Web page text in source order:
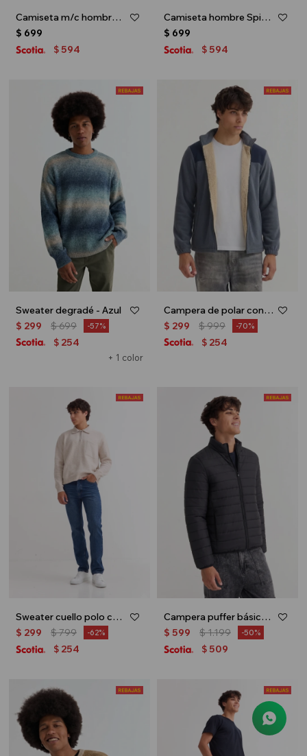
Camiseta m/c hombre - Gris oscuro
$ 699
$ 594
Camiseta hombre Spiderman - Blanco
$ 699
$ 594
Sweater degradé - Azul
+ 1 color
$ 299 $699 57
$ 254
Campera de polar con corderito - Gris
$ 299 $999 70
$ 254
Sweater cuello polo con cierre - Beige
$ 299 $799 62
$ 254
Campera puffer básica - Negro
$ 599 $1.199 50
$ 509